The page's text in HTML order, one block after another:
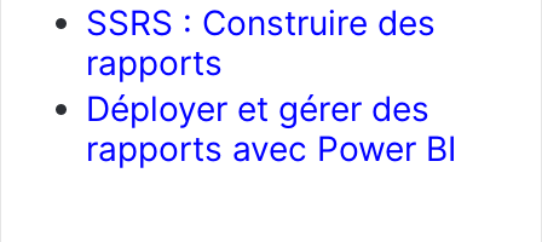
SSRS : Construire des
rapports
Déployer et gérer des
rapports avec Power BI